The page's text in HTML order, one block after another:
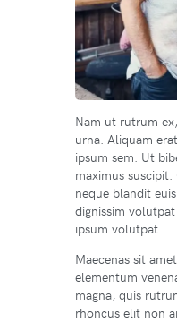
Nam ut rutrum
urna. Aliquam
ipsum sem. Ut
maximus
neque blandit
dignissim
ipsum volutpat.
Maecenas sit
elementum
magna, quis
rhoncus elit non